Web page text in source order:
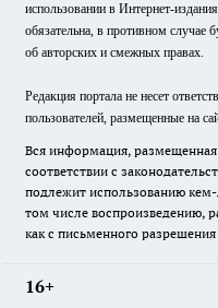
использовании в Интернет-
обязательна, в противном случае
об авторских и смежных правах.
Редакция портала не несет
пользователей, размещенные на
Вся информация, размещенная
соответствии с
подлежит использованию
том числе воспроизведению,
как с письменного
16+